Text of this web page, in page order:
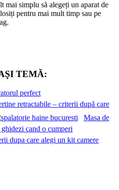
mai simplu să alegeți un aparat de
pentru mai mult timp sau pe
TEMĂ:
perfect
retractabile – criterii după care
Masa de
cand o cumperi
dupa care alegi un kit camere